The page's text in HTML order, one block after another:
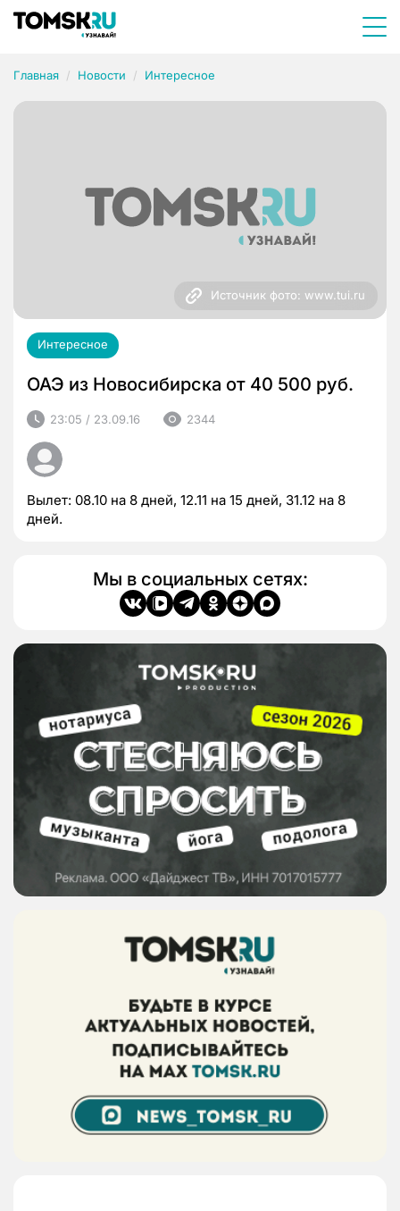
Главная Новости Интересное
Источник фото: www.tui.ru
Интересное
ОАЭ из Новосибирска от 40 500 руб.
23:05 / 23.09.16 2344
Вылет: 08.10 на 8 дней, 12.11 на 15 дней, 31.12 на 8
дней.
Мы в социальных сетях: